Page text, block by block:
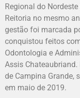
Regional do
Reitoria no mesmo
gestão foi marcada
conquistou feitos
Odontologia e
Assis
de Campina Grande,
em maio de 2019.